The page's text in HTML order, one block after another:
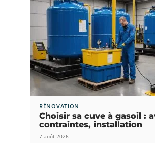
RÉNOVATION
Choisir sa cuve à gasoil :
contraintes, installation
7 août 2026